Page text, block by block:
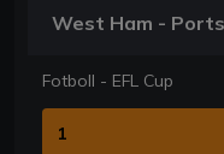
West Ham -
Fotboll - EFL Cup
1